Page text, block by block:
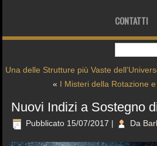
CONTATTI
Una delle Strutture più Vaste
« I Misteri della Rotazione
Nuovi Indizi a Sostegno
Pubblicato 15/07/2017 | Da